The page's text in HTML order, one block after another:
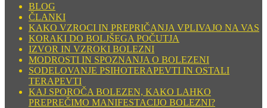
BLOG
ČLANKI
KAKO VZROCI IN PREPRIČANJA VPLIVAJO NA VAS
KORAKI DO BOLJŠEGA POČUTJA
IZVOR IN VZROKI BOLEZNI
MODROSTI IN SPOZNANJA O BOLEZENI
SODELOVANJE PSIHOTERAPEVTI IN OSTALI
TERAPEVTI
KAJ SPOROČA BOLEZEN, KAKO LAHKO
PREPREČIMO MANIFESTACIJO BOLEZNI?